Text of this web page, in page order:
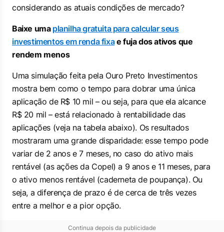
considerando as atuais condições de mercado?
Baixe uma planilha gratuita para calcular seus
investimentos em renda fixae fuja dos ativos que
rendem menos
Uma simulação feita pela Ouro Preto Investimentos
mostra bem como o tempo para dobrar uma única
aplicação de R$ 10 mil – ou seja, para que ela alcance
R$ 20 mil – está relacionado à rentabilidade das
aplicações (veja na tabela abaixo). Os resultados
mostraram uma grande disparidade: esse tempo pode
variar de 2 anos e 7 meses, no caso do ativo mais
rentável (as ações da Copel) a 9 anos e 11 meses, para
o ativo menos rentável (caderneta de poupança). Ou
seja, a diferença de prazo é de cerca de três vezes
entre a melhor e a pior opção.
Continua depois da publicidade